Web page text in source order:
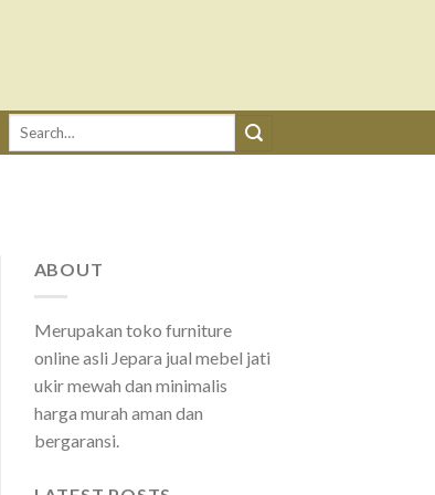
Search
ABOUT
Merupakan toko furniture
online asli Jepara jual mebel jati
ukir mewah dan minimalis
harga murah aman dan
bergaransi.